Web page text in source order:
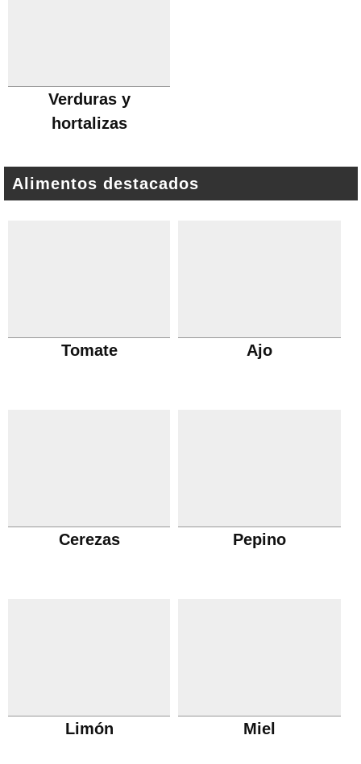
Verduras y
hortalizas
Alimentos destacados
Tomate Ajo
Cerezas Pepino
Limón Miel